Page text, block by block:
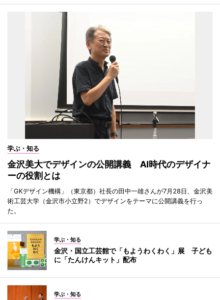
学ぶ・知る
金沢美大でデザインの公開講義 AI時代のデザイナ
ーの役割とは
「GKデザイン機構」（東京都）社長の田中一雄さんが7月28日、金沢美
術工芸大学（金沢市小立野2）でデザインをテーマに公開講義を行っ
た。
学ぶ・知る
金沢・国立工芸館で「もようわくわく」展 子ども
に「たんけんキット」配布
学ぶ・知る